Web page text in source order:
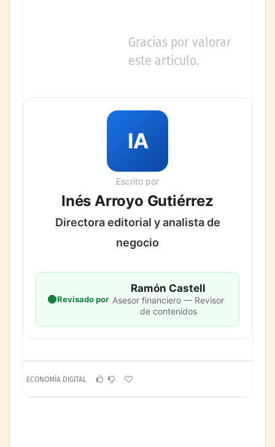
Gracias por valorar
este artículo.
IA
Escrito por
Inés Arroyo Gutiérrez
Directora editorial y analista de
negocio
Revisado por
Ramón Castell
Asesor financiero — Revisor
de contenidos
ECONOMÍA DIGITAL